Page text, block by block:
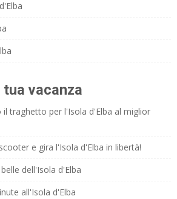
vacanza
il traghetto per l'Isola d'Elba al miglior
e gira l'Isola d'Elba in libertà!
dell'Isola d'Elba
all'Isola d'Elba